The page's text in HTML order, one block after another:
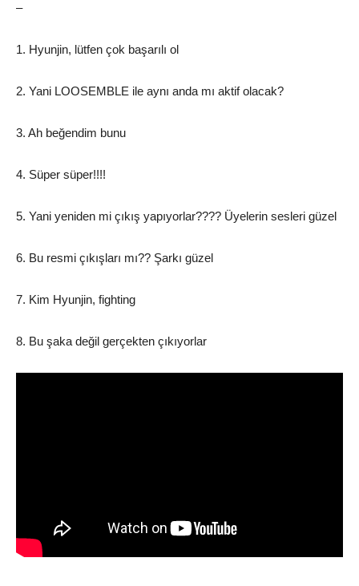
–
1. Hyunjin, lütfen çok başarılı ol
2. Yani LOOSEMBLE ile aynı anda mı aktif olacak?
3. Ah beğendim bunu
4. Süper süper!!!!
5. Yani yeniden mi çıkış yapıyorlar???? Üyelerin sesleri güzel
6. Bu resmi çıkışları mı?? Şarkı güzel
7. Kim Hyunjin, fighting
8. Bu şaka değil gerçekten çıkıyorlar